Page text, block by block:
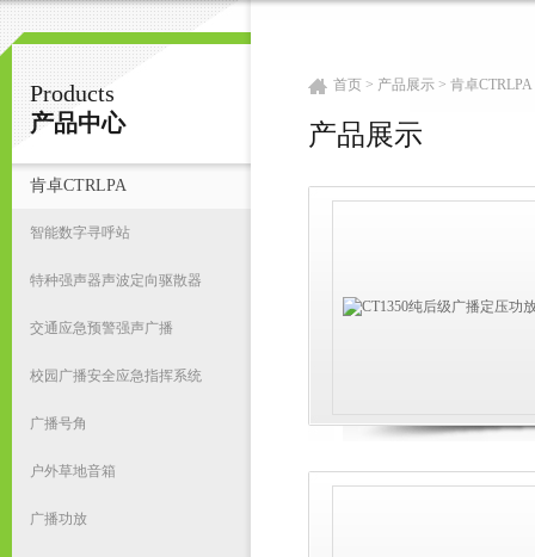
首
目可以远程控制有操作权限的分区
语音寻呼
Products
产品中心
肯卓CTRLPA
智能数字寻呼站
特种强声器声波定向驱散器
交通应急预警强声广播
校园广播安全应急指挥系统
广播号角
户外草地音箱
广播功放
首页 > 产品展示 > 肯卓CTRLPA
产品展示